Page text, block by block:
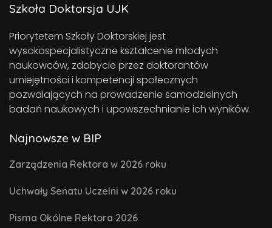
Szkoła Doktorsja UJK
Priorytetem Szkoły Doktorskiej jest
wysokospecjalistyczne kształcenie młodych
naukowców, zdobycie przez doktorantów
umiejętności i kompetencji społecznych
pozwalających na prowadzenie samodzielnych
badań naukowych i upowszechnianie ich wyników.
Najnowsze w BIP
Zarządzenia Rektora w 2026 roku
Uchwały Senatu Uczelni w 2026 roku
Pisma Okólne Rektora 2026